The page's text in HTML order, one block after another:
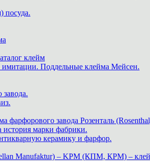
посуда.
клейм
Поддельные клейма Мейсен.
фарфорового завода Розенталь
марки фабрики.
керамику и фарфор.
Manufaktur) – KPM (КПМ, КРМ) –